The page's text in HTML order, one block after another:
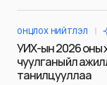
Сэтгэгдэл*
ОНЦЛОХ НИЙТЛЭЛ
УИХ-ын 2026 оны
чуулганы үйл
танилцууллаа